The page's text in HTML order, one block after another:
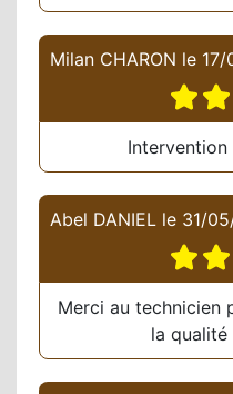
Milan CHARON le
Abel DANIEL le 31/
Merci au technicien
la